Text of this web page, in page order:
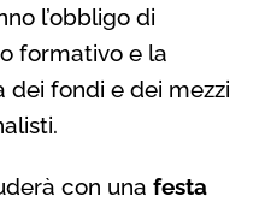
l’obbligo di
formativo e la
dei fondi e dei mezzi
con una festa